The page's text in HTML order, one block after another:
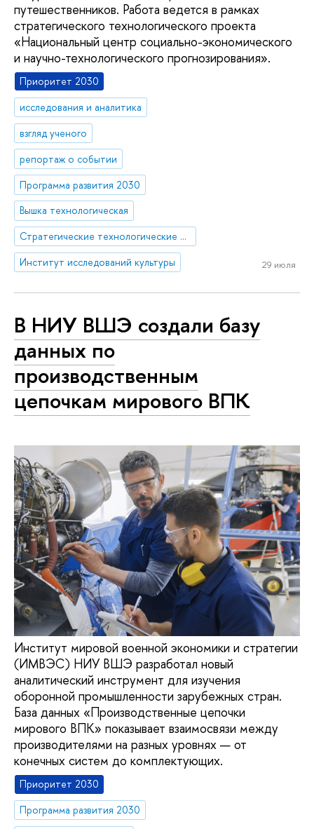
путешественников. Работа ведется в рамках
стратегического технологического проекта
«Национальный центр социально-экономического
и научно-технологического прогнозирования».
Приоритет 2030
исследования и аналитика
взгляд ученого
репортаж о событии
Программа развития 2030
Вышка технологическая
Стратегические технологические проекты
Институт исследований культуры
29 июля
В НИУ ВШЭ создали базу
данных по
производственным
цепочкам мирового ВПК
Институт мировой военной экономики и стратегии
(ИМВЭС) НИУ ВШЭ разработал новый
аналитический инструмент для изучения
оборонной промышленности зарубежных стран.
База данных «Производственные цепочки
мирового ВПК» показывает взаимосвязи между
производителями на разных уровнях — от
конечных систем до комплектующих.
Приоритет 2030
Программа развития 2030